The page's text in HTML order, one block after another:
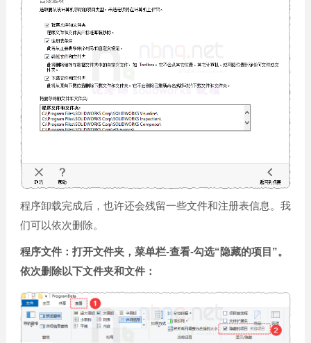
程序卸载完成后，也许还会残留一些文件和注册表信息。我
们可以依次删除。
程序文件：打开文件夹，菜单栏-查看-勾选“隐藏的项目”。
依次删除以下文件夹和文件：